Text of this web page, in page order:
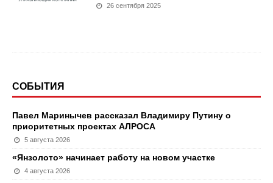
26 сентября 2025
СОБЫТИЯ
Павел Маринычев рассказал Владимиру Путину о
приоритетных проектах АЛРОСА
5 августа 2026
«Янзолото» начинает работу на новом участке
4 августа 2026